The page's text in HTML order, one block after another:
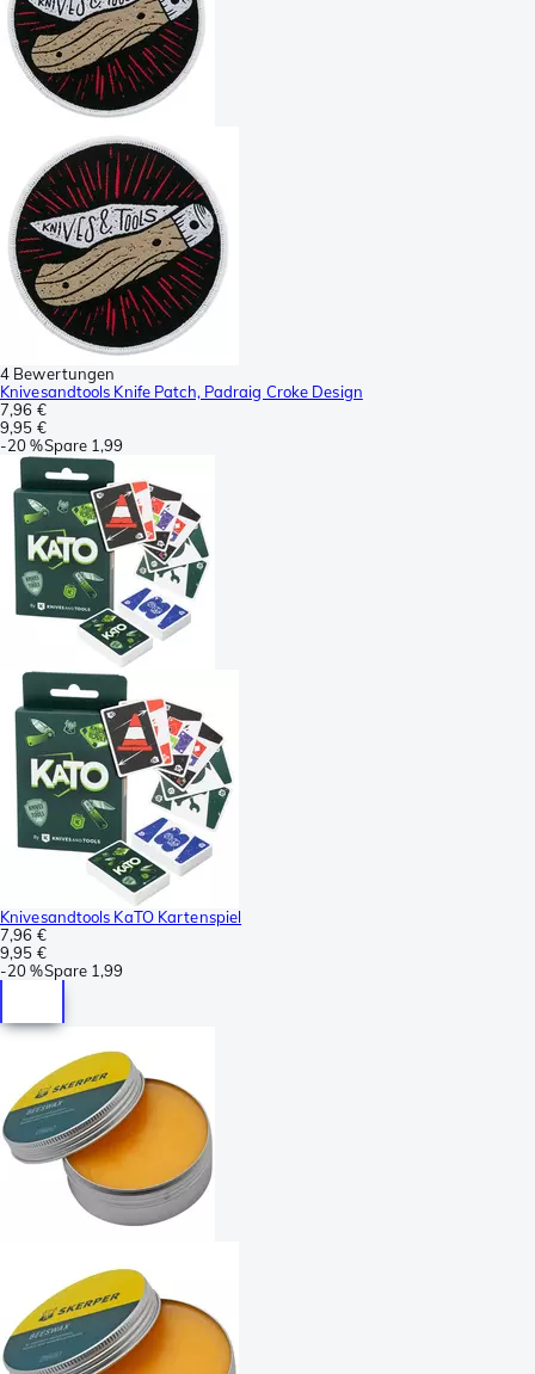
4 Bewertungen
Knivesandtools Knife Patch, Padraig Croke Design
7,96 €
9,95 €
-20 %Spare 1,99
Knivesandtools KaTO Kartenspiel
7,96 €
9,95 €
-20 %Spare 1,99